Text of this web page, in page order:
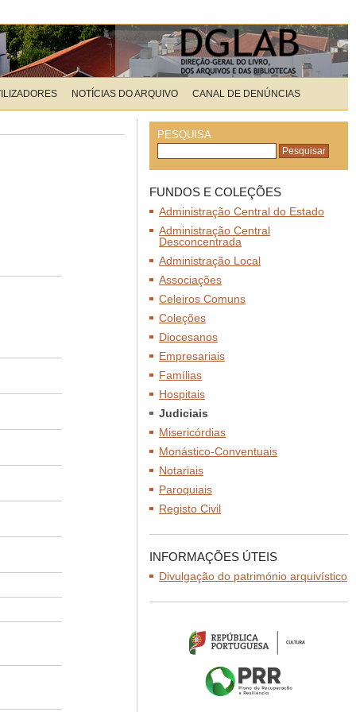
NOTÍCIAS DO ARQUIVO CANAL DE DENÚNCIAS
PESQUISA
FUNDOS E COLEÇÕES
Administração Central do Estado
Administração Central
Desconcentrada
Administração Local
Associações
Celeiros Comuns
Coleções
Diocesanos
Empresariais
Famílias
Hospitais
Judiciais
Misericórdias
Monástico-Conventuais
Notariais
Paroquiais
Registo Civil
INFORMAÇÕES ÚTEIS
Divulgação do património arquivístico